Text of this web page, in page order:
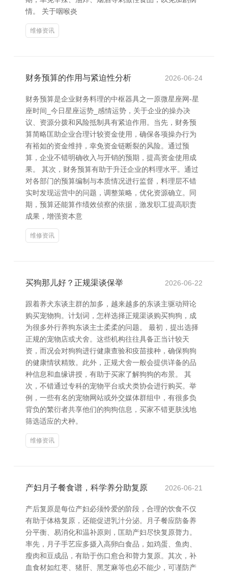
情。 关于咽喉炎
维修资讯
财务预算的作用与紧迫性分析 2026-06-24
财务预算是企业财务料理的中枢器具之一原微星座网-星
座时间_今日星座运势_感情运势，关于企业的操办决
议、资源分拨和风险抵制具有紧迫作用。当先，财务预
算简略匡助企业合理计较资金使用，确保各项操办行为
有裕如的资金维持，幸免资金链断裂的风险。通过预
算，企业不错明确收入与开销的预期，提高资金使用成
果。 其次，财务预算有助于升迁企业的料理水平。通过
对各部门的预算编制与本质情况进行监督，料理层不错
实时发现运营中的问题，调整策略，优化资源确立。同
期，预算还能算作绩效侦察的依据，激发职工提高职责
成果，增强资本意
维修资讯
买狗那儿好？正规渠谈保举 2026-06-22
跟着养犬东谈主群的加多，越来越多的东谈主驱动辩论
购买宠物狗。计划词，怎样选择正规渠谈购买狗狗，成
为很多外行养狗东谈主士柔柔的问题。 最初，提出选择
正规的宠物店或犬舍。这些机构往往具备正当计较天
资，而况会对狗狗进行健康查验和疫苗接种，确保狗狗
的健康情状精致。此外，正规犬舍一般会提供详备的品
种信息和血缘讲授，有助于买家了解狗狗的布景。 其
次，不错通过专科的宠物平台或犬类协会进行购买。举
例，一些有名的宠物网站或外交媒体群组中，有很多负
背负的繁衍者共享他们的狗狗信息，买家不错更肤浅地
筛选适应的犬种。
维修资讯
产妇月子餐食谱，科学养分助复原 2026-06-21
产后复原是每位产妇必须怜爱的阶段，合理的饮食不仅
有助于体格复原，还能促进乳汁分泌。月子餐应防备养
分平衡、易消化和温补原则，匡助产妇尽快复原膂力。
率先，月子手艺应多摄入高卵白食品，如鸡蛋、鱼肉、
瘦肉和豆成品，有助于伤口愈合和膂力复原。其次，补
血食材如红枣、猪肝、黑芝麻等也必不能少，可谨防产